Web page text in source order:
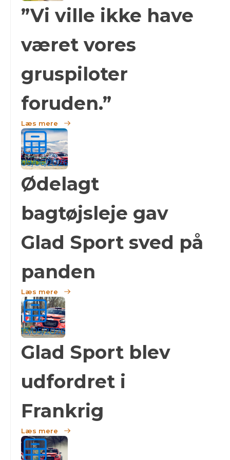
”Vi ville ikke have
været vores
gruspiloter
foruden.”
Læs mere
09/06/2026
Ødelagt
bagtøjsleje gav
Glad Sport sved på
panden
Læs mere
13/05/2026
Glad Sport blev
udfordret i
Frankrig
Læs mere